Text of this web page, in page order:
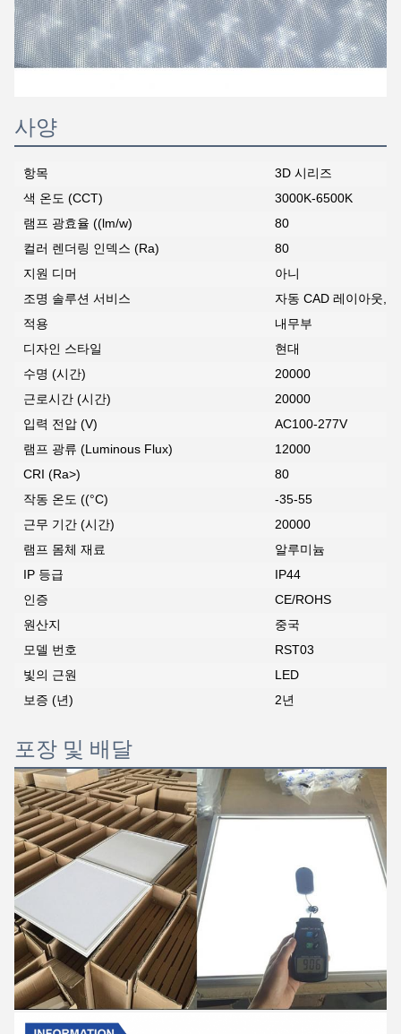
사양
항목
3D 시리즈
색 온도 (CCT)
3000K-6500K
램프 광효율 ((lm/w)
80
컬러 렌더링 인덱스 (Ra)
80
지원 디머
아니
조명 솔루션 서비스
자동 CAD 레이아웃,
적용
내무부
디자인 스타일
현대
수명 (시간)
20000
근로시간 (시간)
20000
입력 전압 (V)
AC100-277V
램프 광류 (Luminous Flux)
12000
CRI (Ra>)
80
작동 온도 ((°C)
-35-55
근무 기간 (시간)
20000
램프 몸체 재료
알루미늄
IP 등급
IP44
인증
CE/ROHS
원산지
중국
모델 번호
RST03
빛의 근원
LED
보증 (년)
2년
포장 및 배달